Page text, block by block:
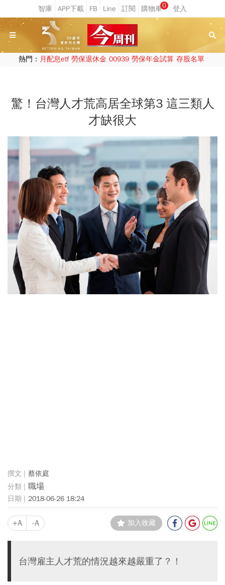
0
熱門： 月配息etf 勞保退休金 00939 勞保年金試算 存股名單
驚！台灣人才荒高居全球第3 這三類人
才缺很大
蔡依庭
職場
2018-06-26 18:24
+A -A 加入收藏
台灣雇主人才荒的情況越來越嚴重了？！